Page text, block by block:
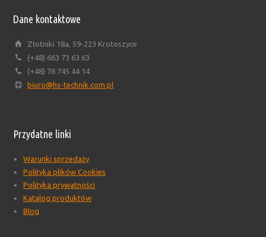
Dane kontaktowe
Złotniki 18a, 59-223 Krotoszyce
(+48) 663 73 63 63
(+48) 76 745 44 14
biuro@hs-technik.com.pl
Przydatne linki
Warunki sprzedaży
Polityka plików Cookies
Polityka prywatności
Katalog produktów
Blog